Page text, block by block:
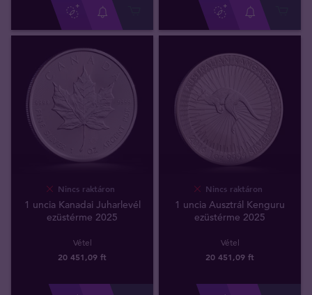
Nincs raktáron
1 uncia Kanadai Juharlevél
ezüstérme 2025
Vétel
20 451,09 ft
Nincs raktáron
1 uncia Ausztrál Kenguru
ezüstérme 2025
Vétel
20 451,09 ft